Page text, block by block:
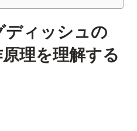
ディッシュの
理を理解する